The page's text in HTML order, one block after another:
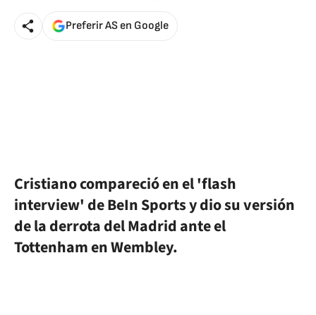
Preferir AS en Google
Cristiano compareció en el 'flash
interview' de BeIn Sports y dio su versión
de la derrota del Madrid ante el
Tottenham en Wembley.